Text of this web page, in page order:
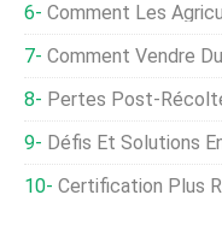
Comment Les
Comment Vendre
Pertes Post-Récolte -
Défis Et Solutions En Matière De
Certification Plus Rapide